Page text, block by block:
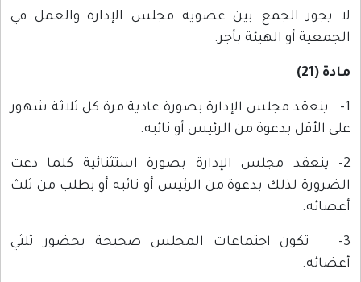
لا يجوز الجمع بين عضوية مجلس الإدارة والعمل في
الجمعية أو الهيئة بأجر.
مادة (21)
1- ينعقد مجلس الإدارة بصورة عادية مرة كل ثلاثة شهور
على الأقل بدعوة من الرئيس أو نائبه.
2- ينعقد مجلس الإدارة بصورة استثنائية كلما دعت
الضرورة لذلك بدعوة من الرئيس أو نائبه أو بطلب من ثلث
أعضائه.
3- تكون اجتماعات المجلس صحيحة بحضور ثلثي
أعضائه.